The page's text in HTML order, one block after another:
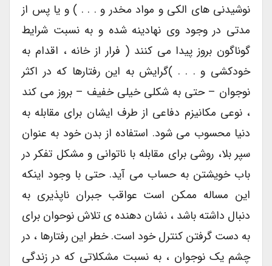
نوشیدنی های الکی و مواد مخدر و . . . ) و یا پس از
مدتی در وجود وی نهادینه شده و به نسبت شرایط
گوناگون بروز پیدا می کنند ( فرار از خانه ، اقدام به
خودکشی و . . . )گرایش به این رفتارها که در اکثر
نوجوان – حتی به شکلی خیلی خفیف – بروز می کند
، نوعی مکانیزم دفاعی از طرف ایشان برای مقابله به
دنیا محسوب می شود. استفاده از بدن خود به عنوان
سپر بلا، روشی برای مقابله با ناتوانی و مشکل تفکر در
باب خویشتن به حساب می آید. حتی با وجود اینکه
این مساله ممکن است عواقب جبران ناپذیری به
دنبال داشته باشد ، نشان دهنده ی تلاش نوحوان برای
به دست گرفتن کنترل خود است. خطر این رفتارها ، در
چشم یک نوجوان ، به نسبت مشکلاتی که در زندگی